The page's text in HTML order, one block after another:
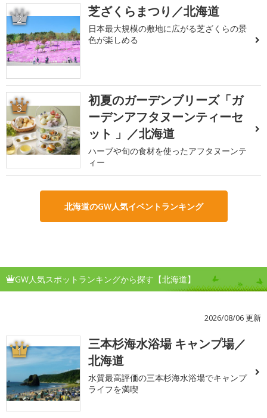
2 芝ざくらまつり／北海道
日本最大規模の敷地に広がる芝ざくらの景
色が楽しめる
3
初夏のガーデンブリーズ「ガ
ーデンアフタヌーンティーセ
ット 」／北海道
ハーブや旬の食材を使ったアフタヌーンテ
ィー
北海道のGW人気イベントランキング
GW人気スポットランキングから探す【北海道】
2026/08/06 更新
1
三本杉海水浴場 キャンプ場／
北海道
水質最高評価の三本杉海水浴場でキャンプ
ライフを満喫